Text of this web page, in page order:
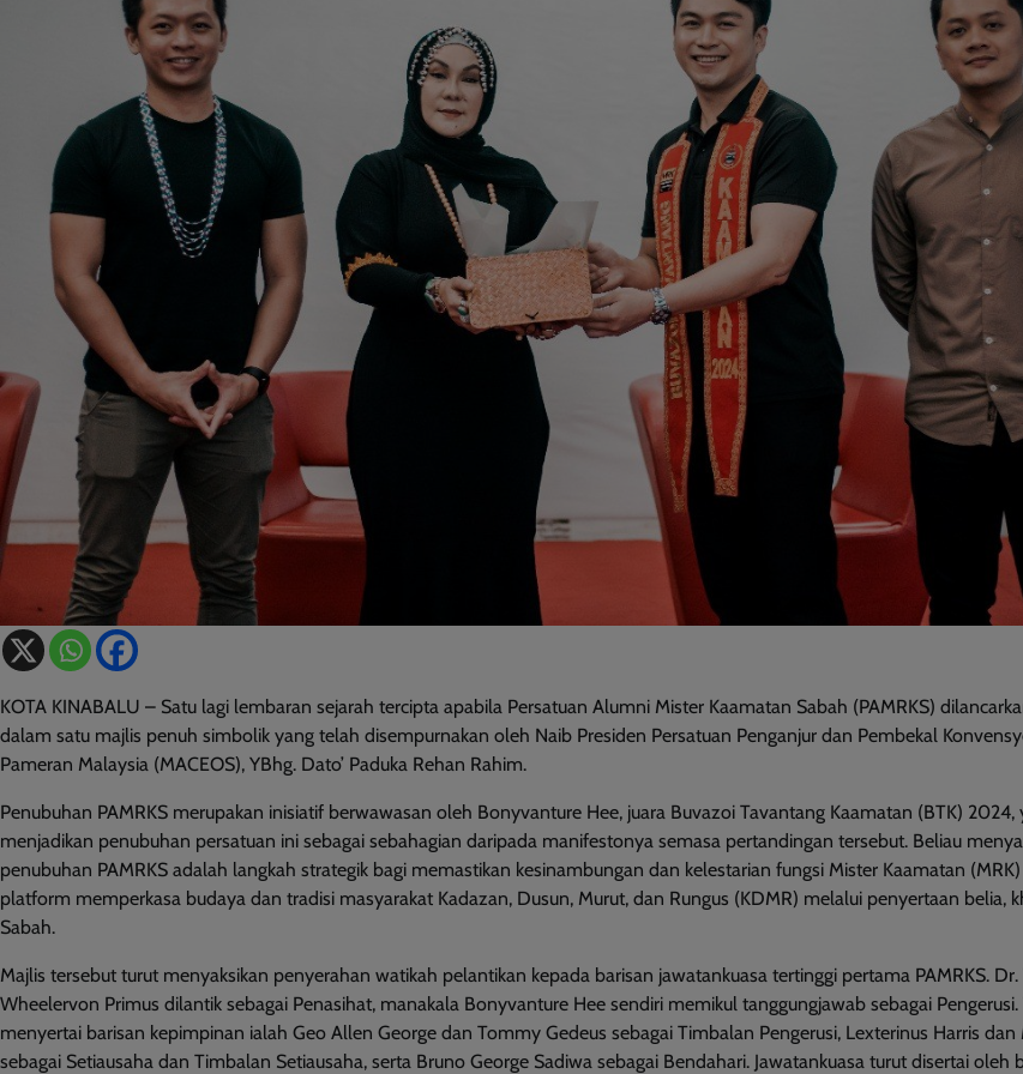
KOTA KINABALU – Satu lagi lembaran sejarah tercipta apabila Persatuan Alumni Mister Kaamatan Sabah (PAMRKS)
dalam satu majlis penuh simbolik yang telah disempurnakan oleh Naib Presiden Persatuan Penganjur dan Pembekal
Pameran Malaysia (MACEOS), YBhg. Dato’ Paduka Rehan Rahim.
Penubuhan PAMRKS merupakan inisiatif berwawasan oleh Bonyvanture Hee, juara Buvazoi Tavantang Kaamatan (BTK) 2024,
menjadikan penubuhan persatuan ini sebagai sebahagian daripada manifestonya semasa pertandingan tersebut. Beliau
penubuhan PAMRKS adalah langkah strategik bagi memastikan kesinambungan dan kelestarian fungsi Mister Kaamatan
platform memperkasa budaya dan tradisi masyarakat Kadazan, Dusun, Murut, dan Rungus (KDMR) melalui penyertaan belia,
Sabah.
Majlis tersebut turut menyaksikan penyerahan watikah pelantikan kepada barisan jawatankuasa tertinggi pertama PAMRKS. Dr.
Wheelervon Primus dilantik sebagai Penasihat, manakala Bonyvanture Hee sendiri memikul tanggungjawab sebagai Pengerusi.
menyertai barisan kepimpinan ialah Geo Allen George dan Tommy Gedeus sebagai Timbalan Pengerusi, Lexterinus Harris dan
sebagai Setiausaha dan Timbalan Setiausaha, serta Bruno George Sadiwa sebagai Bendahari. Jawatankuasa turut disertai oleh